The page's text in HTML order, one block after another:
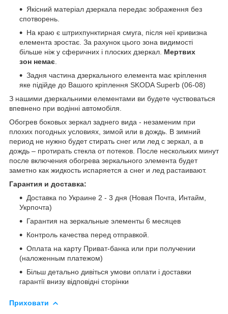
Якісний матеріал дзеркала передає зображення без
спотворень.
На краю є штрихпунктирная смуга, після неї кривизна
елемента зростає. За рахунок цього зона видимості
більше ніж у сферичних і плоских дзеркал. Мертвих
зон немає
Задня частина дзеркального елемента має кріплення
яке підійде до Вашого кріплення SKODA Superb (06-08)
З нашими дзеркальними елементами ви будете чуствоваться
впевнено при водінні автомобіля.
Обогрев боковых зеркал заднего вида - незаменим при
плохих погодных условиях, зимой или в дождь. В зимний
период не нужно будет стирать снег или лед с зеркал, а в
дождь – протирать стекла от потеков. После нескольких минут
после включения обогрева зеркального элемента будет
заметно как жидкость испаряется а снег и лед растаивают.
Гарантия и доставка:
Доставка по Украине 2 - 3 дня (Новая Почта, Интайм,
Укрпочта)
Гарантия на зеркальные элементы 6 месяцев
Контроль качества перед отправкой.
Оплата на карту Приват-банка или при получении
(наложенным платежом)
Більш детально дивіться умови оплати і доставки
гарантії внизу відповідні сторінки
Приховати